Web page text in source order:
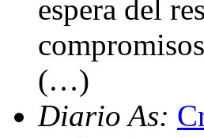
espera del
(…)
Diario As: